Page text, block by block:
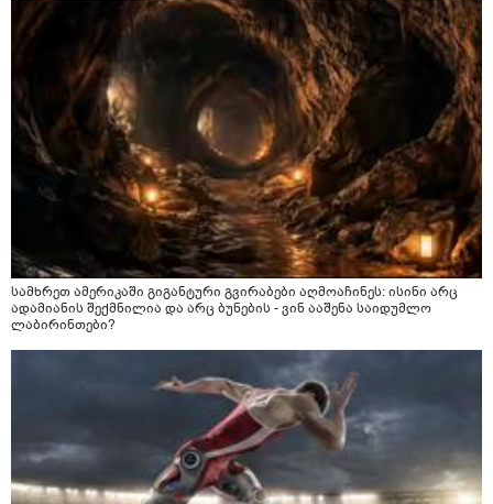
სამხრეთ ამერიკაში გიგანტური გვირაბები აღმოაჩინეს: ისინი არც
ადამიანის შექმნილია და არც ბუნების - ვინ ააშენა საიდუმლო
ლაბირინთები?